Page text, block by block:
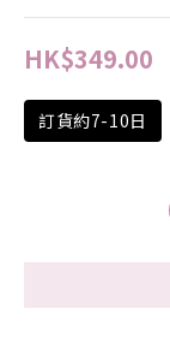
HK$349.00
訂貨約7-10日